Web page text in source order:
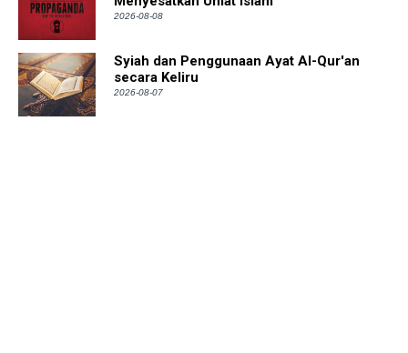
2026-08-08
Syiah dan Penggunaan Ayat Al-Qur'an
secara Keliru
2026-08-07